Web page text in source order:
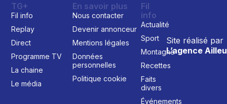
Site réalisé par
L’agence
TG+
Fil info
Replay
Direct
Programme TV
La chaine
Le média
En savoir plus
Nous contacter
Devenir annonceur
Mentions légales
Données
personnelles
Politique cookie
Fil
info
Actualité
Sport
Montagne
Recettes
Faits
divers
Événements